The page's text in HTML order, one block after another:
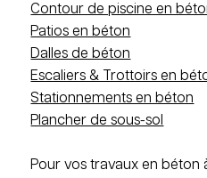
Contour de piscine en
Patios en béton
Dalles de béton
Escaliers & Trottoirs en
Stationnements en béton
Plancher de sous-sol
Pour vos travaux en béton